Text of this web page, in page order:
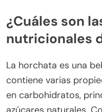
¿Cuáles son
nutricionales
La horchata es una
contiene varias
en carbohidratos,